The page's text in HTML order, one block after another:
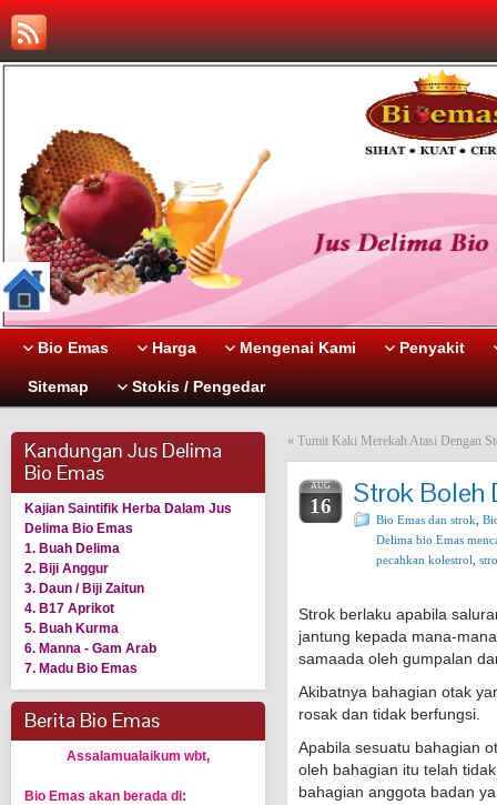
Bio Emas Harga Mengenai Kami Penyakit
Sitemap Stokis / Pengedar
Kandungan Jus Delima
Bio Emas
Kajian Saintifik Herba Dalam Jus
Delima Bio Emas
1. Buah Delima
2. Biji Anggur
3. Daun / Biji Zaitun
4. B17 Aprikot
5. Buah Kurma
6. Manna - Gam Arab
7. Madu Bio Emas
Berita Bio Emas
Assalamualaikum wbt,
Bio Emas akan berada di:
« Tumit Kaki Merekah Atasi Dengan
AUG
16 Strok Boleh
Bio Emas dan strok
Delima bio Emas
pecahkan kolestrol
Strok berlaku apabila
jantung kepada mana-
samaada oleh gumpalan
Akibatnya bahagian otak
rosak dan tidak berfungsi.
Apabila sesuatu bahagian
oleh bahagian itu telah
bahagian anggota badan